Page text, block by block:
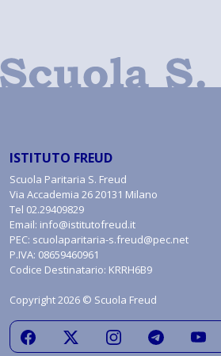
ISTITUTO FREUD
Scuola Paritaria S. Freud
Via Accademia 26 20131 Milano
Tel 02.29409829
Email: info@istitutofreud.it
PEC: scuolaparitaria-s.freud@pec.net
P.IVA: 08659460961
Codice Destinatario: KRRH6B9
Copyright 2026 © Scuola Freud